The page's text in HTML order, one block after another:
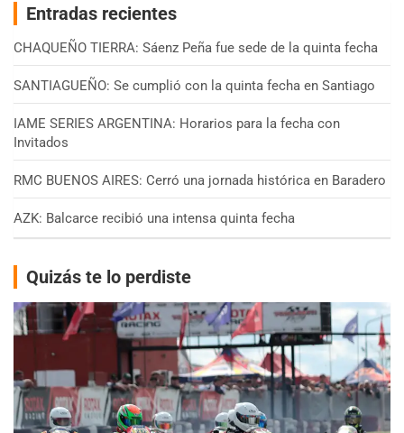
Entradas recientes
CHAQUEÑO TIERRA: Sáenz Peña fue sede de la quinta fecha
SANTIAGUEÑO: Se cumplió con la quinta fecha en Santiago
IAME SERIES ARGENTINA: Horarios para la fecha con
Invitados
RMC BUENOS AIRES: Cerró una jornada histórica en Baradero
AZK: Balcarce recibió una intensa quinta fecha
Quizás te lo perdiste